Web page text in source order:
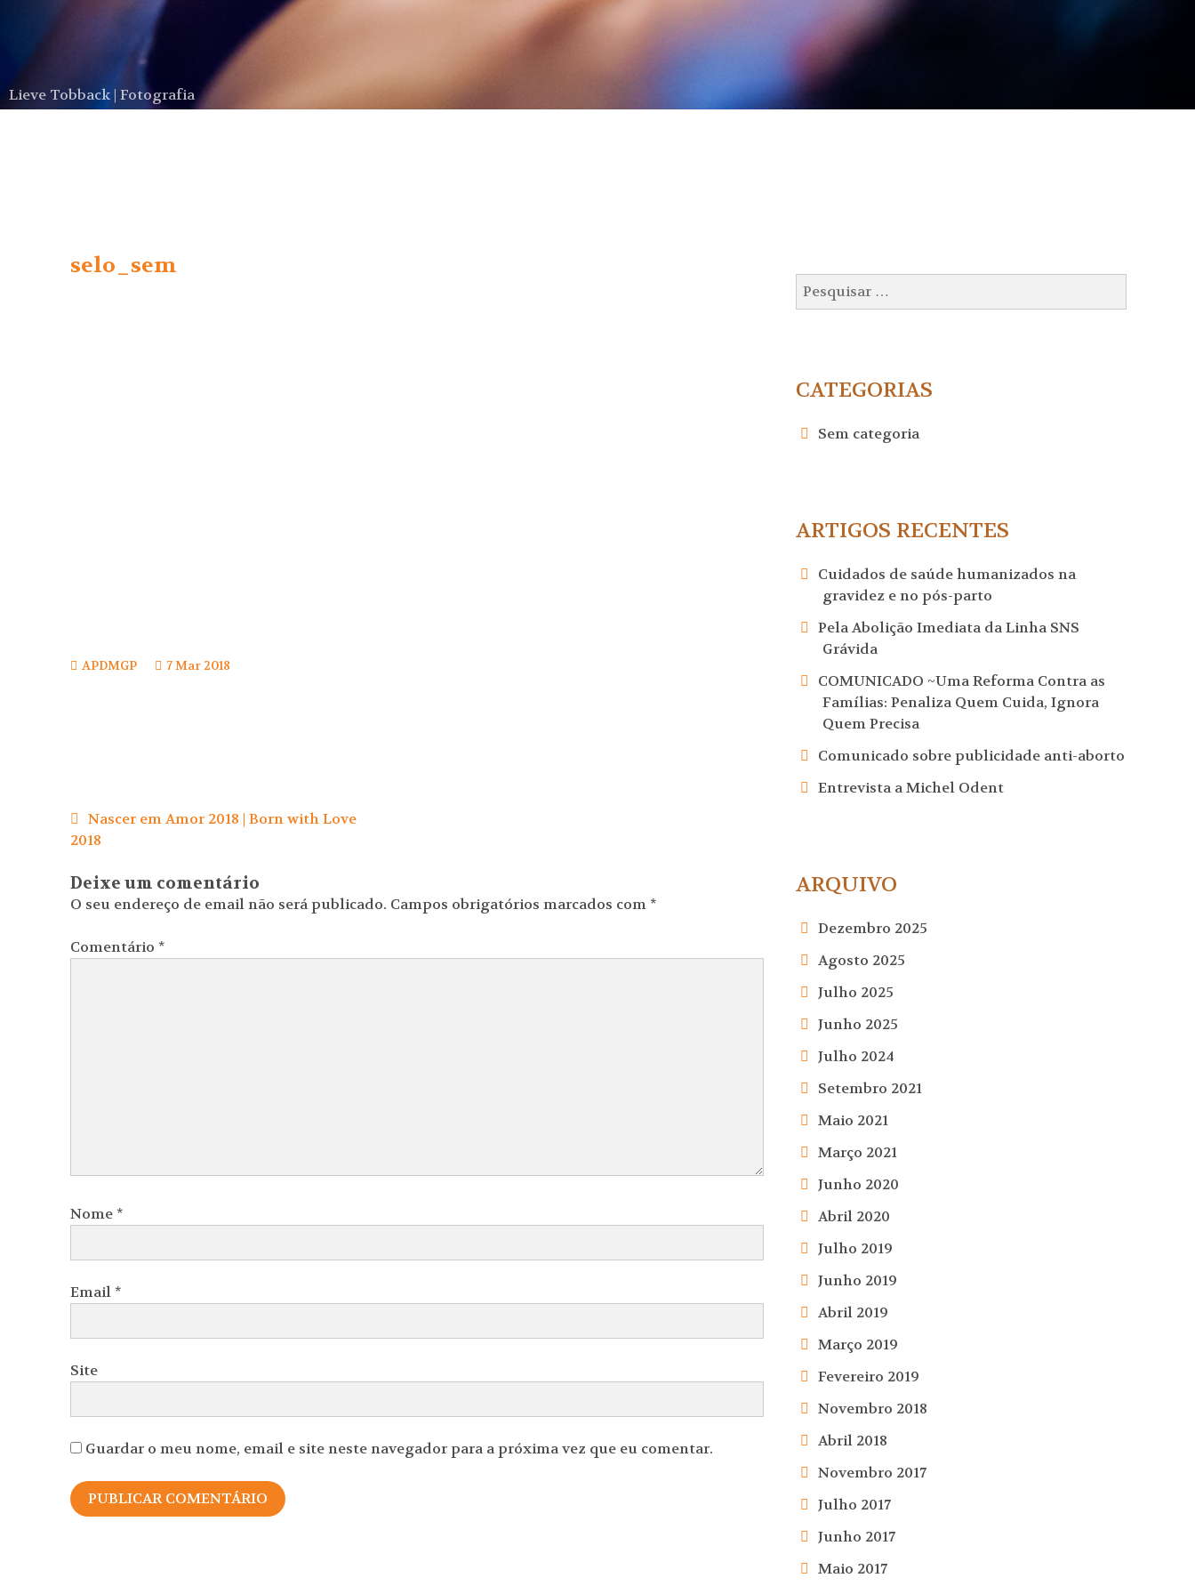
Lieve Tobback | Fotografia
selo_sem
APDMGP 7 Mar 2018
de
artigos
Nascer em Amor 2018 | Born with Love
2018
Deixe um comentário
O seu endereço de email não será publicado. Campos obrigatórios marcados com *
Comentário *
Nome *
Email *
Site
Guardar o meu nome, email e site neste navegador para a próxima vez que eu comentar.
Pesquisar
por:
CATEGORIAS
Sem categoria
ARTIGOS RECENTES
Cuidados de saúde humanizados na
gravidez e no pós-parto
Pela Abolição Imediata da Linha SNS
Grávida
COMUNICADO ~Uma Reforma Contra as
Famílias: Penaliza Quem Cuida, Ignora
Quem Precisa
Comunicado sobre publicidade anti-aborto
Entrevista a Michel Odent
ARQUIVO
Dezembro 2025
Agosto 2025
Julho 2025
Junho 2025
Julho 2024
Setembro 2021
Maio 2021
Março 2021
Junho 2020
Abril 2020
Julho 2019
Junho 2019
Abril 2019
Março 2019
Fevereiro 2019
Novembro 2018
Abril 2018
Novembro 2017
Julho 2017
Junho 2017
Maio 2017